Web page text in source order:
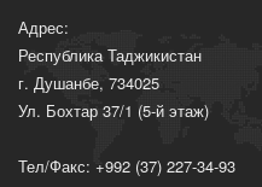
Адрес:
Республика Таджикистан
г. Душанбе, 734025
Ул. Бохтар 37/1 (5-й этаж)
Тел/Факс: +992 (37) 227-34-93